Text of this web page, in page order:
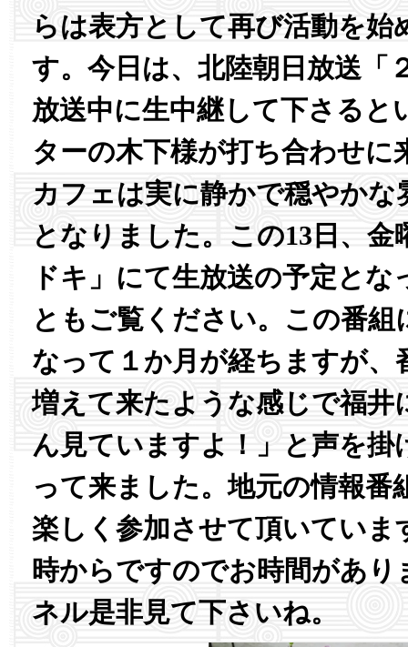
らは表方として再び活動を
す。今日は、北陸朝日放送「
放送中に生中継して下さると
ターの木下様が打ち合わせに
カフェは実に静かで穏やかな
となりました。この13日、金
ドキ」にて生放送の予定と
ともご覧ください。この番組
なって１か月が経ちますが、
増えて来たような感じで福井
ん見ていますよ！」と声を掛
って来ました。地元の情報番
楽しく参加させて頂いていま
時からですのでお時間があ
ネル是非見て下さいね。